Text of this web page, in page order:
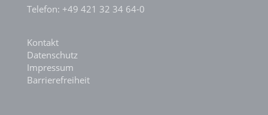
Telefon: +49 421 32 34 64-0
Kontakt
Datenschutz
Impressum
Barrierefreiheit